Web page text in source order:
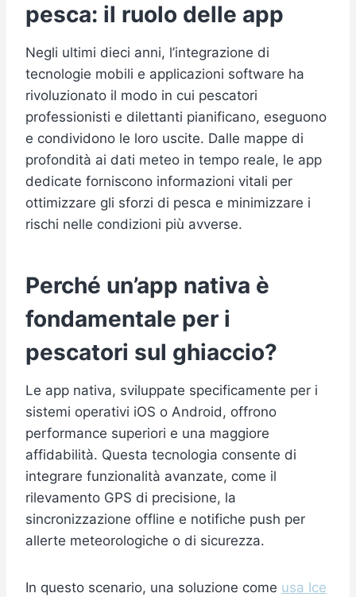
pesca: il ruolo delle app
Negli ultimi dieci anni, l’integrazione di
tecnologie mobili e applicazioni software ha
rivoluzionato il modo in cui pescatori
professionisti e dilettanti pianificano, eseguono
e condividono le loro uscite. Dalle mappe di
profondità ai dati meteo in tempo reale, le app
dedicate forniscono informazioni vitali per
ottimizzare gli sforzi di pesca e minimizzare i
rischi nelle condizioni più avverse.
Perché un’app nativa è
fondamentale per i
pescatori sul ghiaccio?
Le app nativa, sviluppate specificamente per i
sistemi operativi iOS o Android, offrono
performance superiori e una maggiore
affidabilità. Questa tecnologia consente di
integrare funzionalità avanzate, come il
rilevamento GPS di precisione, la
sincronizzazione offline e notifiche push per
allerte meteorologiche o di sicurezza.
In questo scenario, una soluzione come usa Ice